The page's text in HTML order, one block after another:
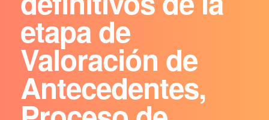
etapa de
Valoración de
Antecedentes,